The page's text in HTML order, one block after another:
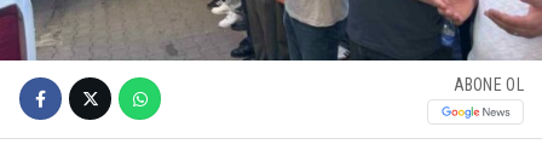
ABONE OL